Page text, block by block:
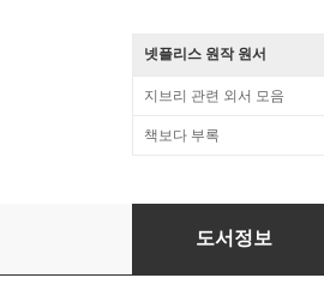
넷플리스 원작 원서
지브리 관련 외서 모음
책보다 부록
こもれびの詩
도서정보